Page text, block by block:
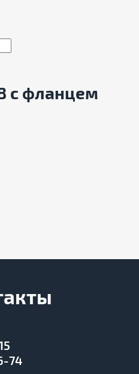
с фланцем
74